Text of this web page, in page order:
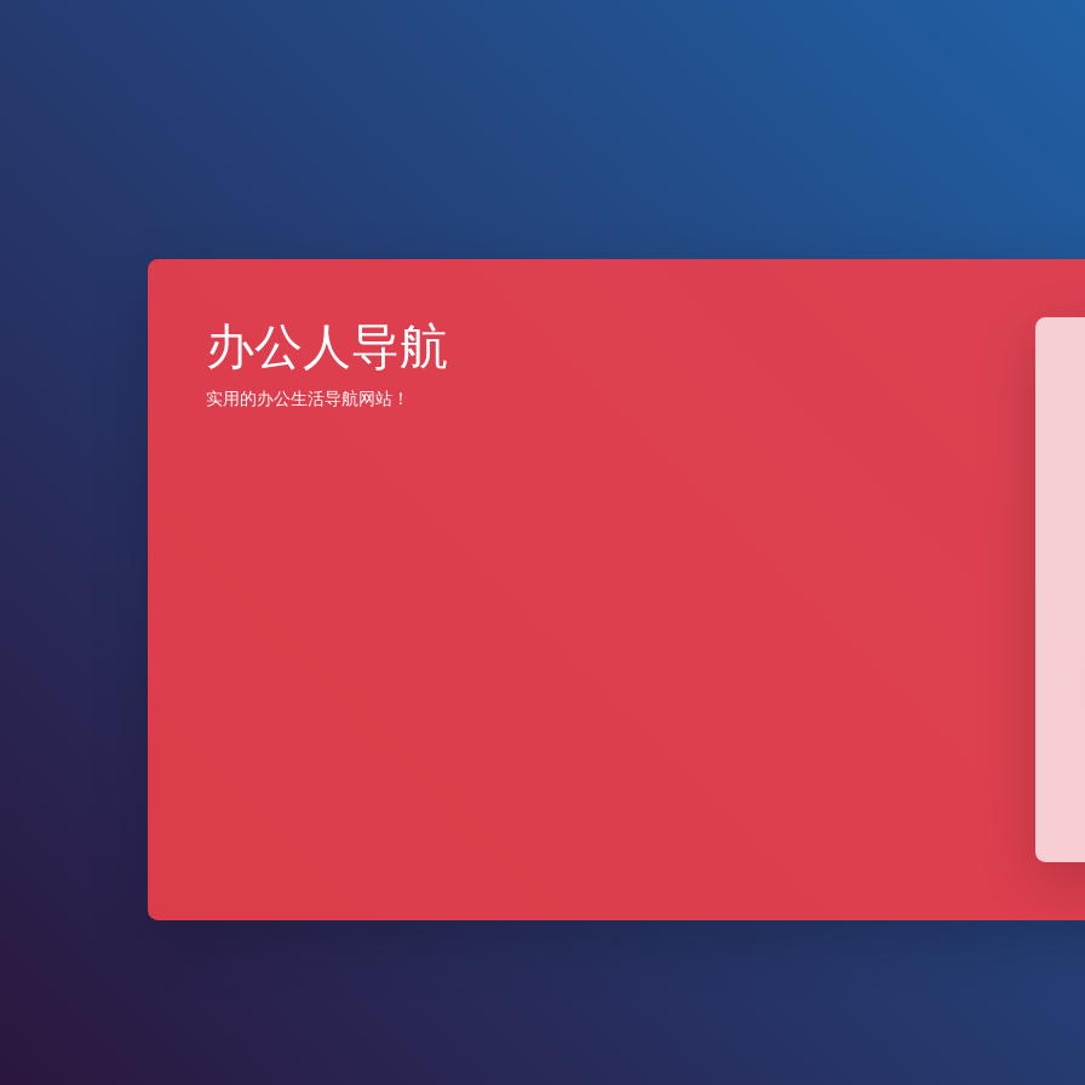
办公人导航
实用的办公生活导航网站！